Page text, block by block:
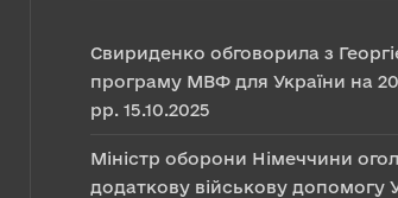
Свириденко обговорила з
програму МВФ для України на
рр. 15.10.2025
Міністр оборони Німеччини
додаткову військову допомогу